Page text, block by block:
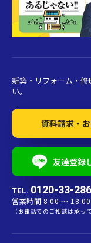
新築・リフォーム・
い。
資料請求・
友達登録
TEL. 0120-33-
営業時間 8:00 〜
（お電話でのご相談は承っ